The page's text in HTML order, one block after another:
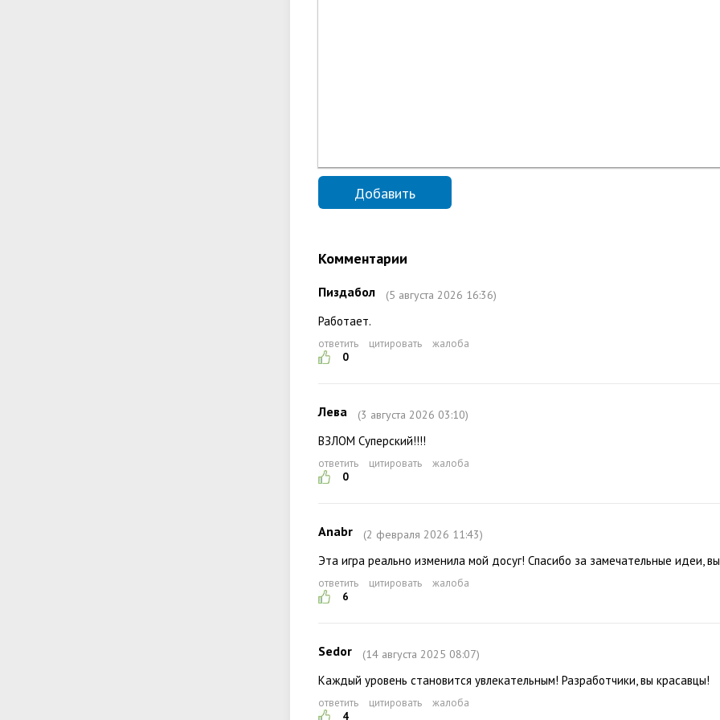
Комментарии
Пиздабол (5 августа 2026 16:36)
Работает.
ответить цитировать
жалоба
0
Лева (3 августа 2026 03:10)
ВЗЛОМ Суперский!!!!
ответить цитировать
жалоба
0
Anabr (2 февраля 2026 11:43)
Эта игра реально изменила мой досуг! Спасибо за замечательные идеи,
ответить цитировать
жалоба
6
Sedor (14 августа 2025 08:07)
Каждый уровень становится увлекательным! Разработчики, вы красавцы!
ответить цитировать
жалоба
4